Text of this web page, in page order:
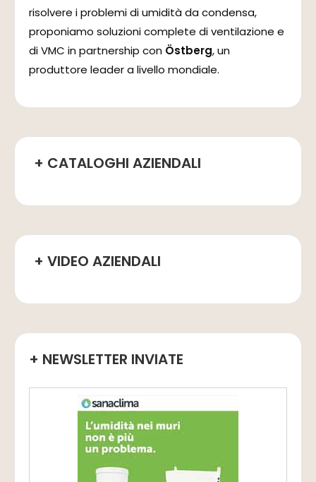
risolvere i problemi di umidità da condensa,
proponiamo soluzioni complete di ventilazione e
di VMC in partnership con Östberg, un
produttore leader a livello mondiale.
+ CATALOGHI AZIENDALI
+ VIDEO AZIENDALI
+ NEWSLETTER INVIATE